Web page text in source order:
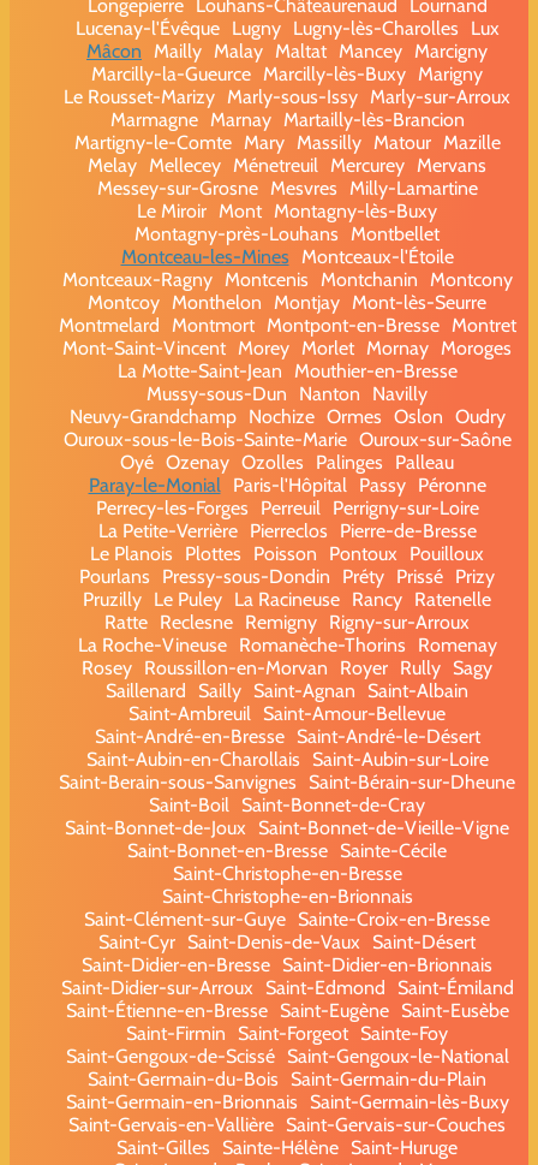
Longepierre Louhans-Châteaurenaud
Lournand
Lucenay-l'Évêque
Lugny Lugny-lès-Charolles
Lux
Mâcon
Mailly Malay Maltat Mancey Marcigny
Marcilly-la-Gueurce Marcilly-lès-Buxy Marigny
Le Rousset-Marizy Marly-sous-Issy Marly-sur-Arroux
Marmagne
Marnay
Martailly-lès-Brancion
Martigny-le-Comte
Mary Massilly Matour
Mazille
Melay Mellecey Ménetreuil Mercurey Mervans
Messey-sur-Grosne
Mesvres
Milly-Lamartine
Le Miroir Mont Montagny-lès-Buxy
Montagny-près-Louhans
Montbellet
Montceau-les-Mines
Montceaux-l'Étoile
Montceaux-Ragny
Montcenis Montchanin
Montcony
Montcoy Monthelon Montjay Mont-lès-Seurre
Montmelard
Montmort Montpont-en-Bresse
Montret
Mont-Saint-Vincent Morey Morlet Mornay Moroges
La Motte-Saint-Jean
Mouthier-en-Bresse
Mussy-sous-Dun
Nanton
Navilly
Neuvy-Grandchamp
Nochize Ormes Oslon Oudry
Ouroux-sous-le-Bois-Sainte-Marie Ouroux-sur-Saône
Oyé Ozenay Ozolles Palinges
Palleau
Paray-le-Monial
Paris-l'Hôpital Passy
Péronne
Perrecy-les-Forges
Perreuil
Perrigny-sur-Loire
La Petite-Verrière
Pierreclos
Pierre-de-Bresse
Le Planois
Plottes Poisson Pontoux
Pouilloux
Pourlans
Pressy-sous-Dondin Préty Prissé Prizy
Pruzilly Le Puley La Racineuse Rancy Ratenelle
Ratte Reclesne Remigny Rigny-sur-Arroux
La Roche-Vineuse
Romanèche-Thorins
Romenay
Rosey Roussillon-en-Morvan Royer Rully Sagy
Saillenard
Sailly Saint-Agnan
Saint-Albain
Saint-Ambreuil
Saint-Amour-Bellevue
Saint-André-en-Bresse
Saint-André-le-Désert
Saint-Aubin-en-Charollais
Saint-Aubin-sur-Loire
Saint-Berain-sous-Sanvignes
Saint-Bérain-sur-Dheune
Saint-Boil
Saint-Bonnet-de-Cray
Saint-Bonnet-de-Joux
Saint-Bonnet-de-Vieille-Vigne
Saint-Bonnet-en-Bresse Sainte-Cécile
Saint-Christophe-en-Bresse
Saint-Christophe-en-Brionnais
Saint-Clément-sur-Guye Sainte-Croix-en-Bresse
Saint-Cyr Saint-Denis-de-Vaux
Saint-Désert
Saint-Didier-en-Bresse Saint-Didier-en-Brionnais
Saint-Didier-sur-Arroux
Saint-Edmond
Saint-Émiland
Saint-Étienne-en-Bresse
Saint-Eugène
Saint-Eusèbe
Saint-Firmin
Saint-Forgeot Sainte-Foy
Saint-Gengoux-de-Scissé
Saint-Gengoux-le-National
Saint-Germain-du-Bois
Saint-Germain-du-Plain
Saint-Germain-en-Brionnais
Saint-Germain-lès-Buxy
Saint-Gervais-en-Vallière Saint-Gervais-sur-Couches
Saint-Gilles
Sainte-Hélène Saint-Huruge